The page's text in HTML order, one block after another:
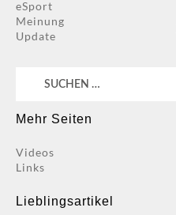
eSport
Meinung
Update
Suchen
Mehr Seiten
Videos
Links
Lieblingsartikel